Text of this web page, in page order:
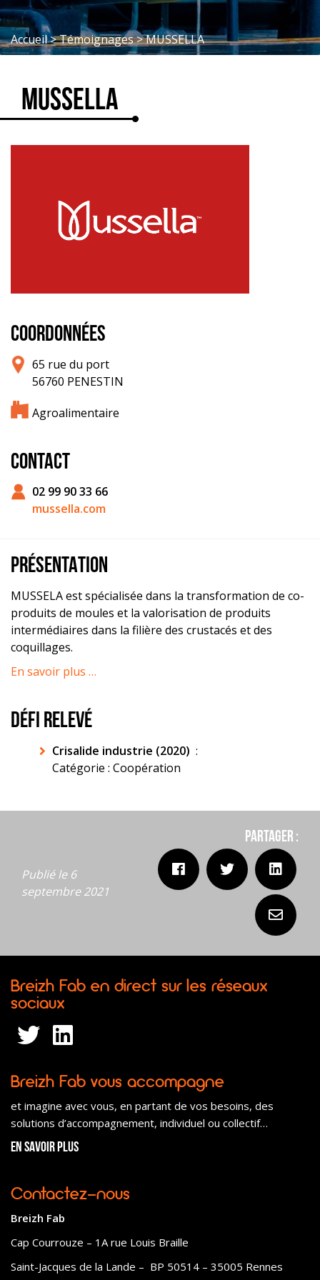
Accueil>Témoignages>MUSSELLA
MUSSELLA
COORDONNÉES
65 rue du port
56760 PENESTIN
Agroalimentaire
CONTACT
02 99 90 33 66
mussella.com
PRÉSENTATION
MUSSELA est spécialisée dans la transformation de co-
produits de moules et la valorisation de produits
intermédiaires dans la filière des crustacés et des
coquillages.
En savoir plus …
DÉFI RELEVÉ
Crisalide industrie (2020) :
Catégorie : Coopération
Publié le 6
septembre 2021
Partager :
Breizh Fab vous accompagne
et imagine avec vous, en partant de vos besoins, des
solutions d’accompagnement, individuel ou collectif…
En savoir plus
Contactez-nous
Breizh Fab
Cap Courrouze – 1A rue Louis Braille
Saint-Jacques de la Lande – BP 50514 – 35005 Rennes
Breizh Fab en direct sur les réseaux
sociaux